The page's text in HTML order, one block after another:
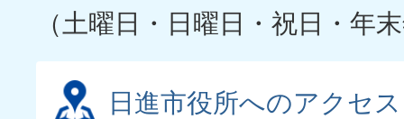
（土曜日・日曜日・祝日・年
日進市役所へのアクセス